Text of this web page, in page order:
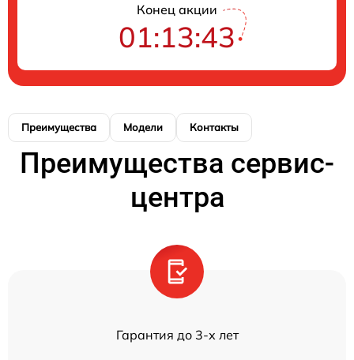
Конец акции
01:13:43
Преимущества Модели Контакты
Преимущества сервис-
центра
Гарантия до 3-х лет